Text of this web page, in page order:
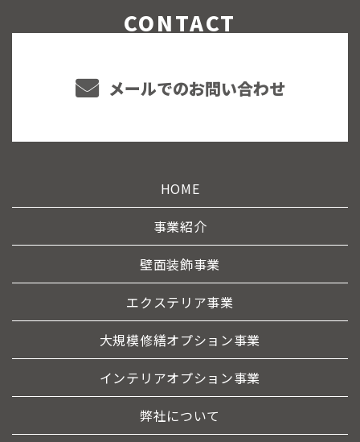
CONTACT
メールでのお問い合わせ
HOME
事業紹介
壁面装飾事業
エクステリア事業
大規模修繕オプション事業
インテリアオプション事業
弊社について